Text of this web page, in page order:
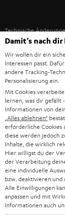
NACHHALTIGKEIT
UNSERE WERTE
BILDUNGSRABATT
BARRIEREFREIHEIT
USA
WEITERE
Technische
Fotos abgebildete
©2026 Lautsprecher
Impressum AGB
Vertrag widerrufen
Damit‘s nach
Wir wollen dir ein
Interessen passt.
andere Tracking-
Personalisierung ein.
Mit Cookies
lernen, was dir gefällt
Informationen von
„Alles ablehnen“
erforderliche Cookies
diese werden jedoch
Inhalte, die wirklich
Hier willigst du der
der Verarbeitung
eine individuelle
bzw. deaktivieren und
Alle Einwilligungen
anpassen und mit
Informationen auch